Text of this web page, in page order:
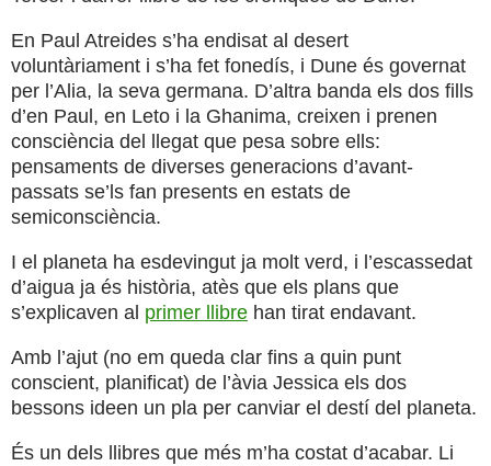
En Paul Atreides s’ha endisat al desert
voluntàriament i s’ha fet fonedís, i Dune és governat
per l’Alia, la seva germana. D’altra banda els dos fills
d’en Paul, en Leto i la Ghanima, creixen i prenen
consciència del llegat que pesa sobre ells:
pensaments de diverses generacions d’avant-
passats se’ls fan presents en estats de
semiconsciència.
I el planeta ha esdevingut ja molt verd, i l’escassedat
d’aigua ja és història, atès que els plans que
s’explicaven al primer llibre han tirat endavant.
Amb l’ajut (no em queda clar fins a quin punt
conscient, planificat) de l’àvia Jessica els dos
bessons ideen un pla per canviar el destí del planeta.
És un dels llibres que més m’ha costat d’acabar. Li